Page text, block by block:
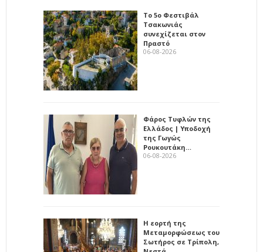
Το 5ο Φεστιβάλ
Τσακωνιάς
συνεχίζεται στον
Πραστό
06-08-2026
Φάρος Τυφλών της
Ελλάδος | Υποδοχή
της Γωγώς
Ρουκουτάκη…
06-08-2026
Η εορτή της
Μεταμορφώσεως του
Σωτήρος σε Τρίπολη,